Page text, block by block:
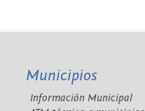
Municipios
Información Municipal